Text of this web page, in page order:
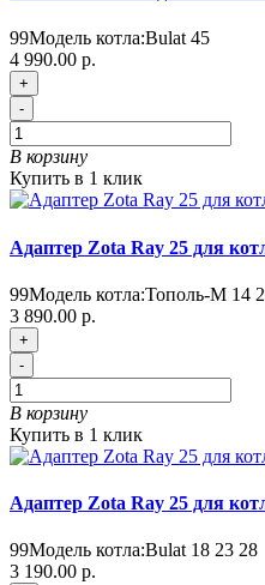
99Модель котла:Bulat 45
4 990.00 р.
+
-
В корзину
Купить в 1 клик
Адаптер Zota Ray 25 для
99Модель котла:Тополь-М 14
3 890.00 р.
+
-
В корзину
Купить в 1 клик
Адаптер Zota Ray 25 для
99Модель котла:Bulat 18 23 28
3 190.00 р.